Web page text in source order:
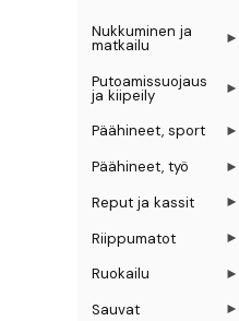
Nukkuminen ja
matkailu
Putoamissuojaus
ja kiipeily
Päähineet, sport
Päähineet, työ
Reput ja kassit
Riippumatot
Ruokailu
Sauvat